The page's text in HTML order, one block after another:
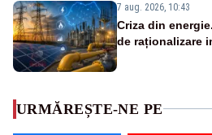
7 aug. 2026, 10:43
Criza din
de raționalizare
URMĂREȘTE-NE PE